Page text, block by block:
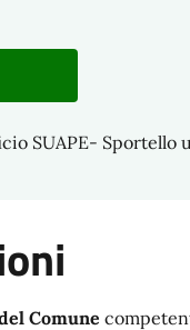
SUAPE-
Comune